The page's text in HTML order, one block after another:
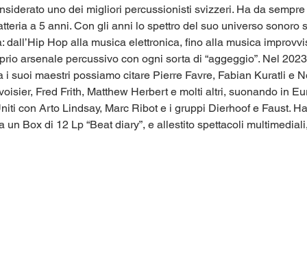
uno dei migliori percussionisti svizzeri. Ha da
a 5 anni. Con gli anni lo spettro del suo universo sonoro
dall’Hip Hop alla musica elettronica, fino alla musica
arsenale percussivo con ogni sorta di “aggeggio”. Nel
i suoi maestri possiamo citare Pierre Favre, Fabian Kuratli e
Fred Frith, Matthew Herbert e molti altri, suonando in
con Arto Lindsay, Marc Ribot e i gruppi Dierhoof e Faust.
Box di 12 Lp “Beat diary”, e allestito spettacoli